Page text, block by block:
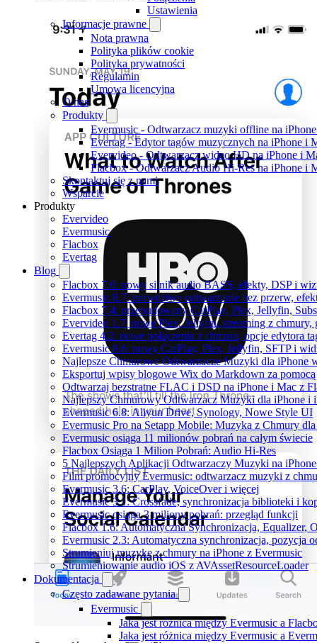
Ustawienia
Informacje prawne
Nota prawna
Polityka plików cookie
Polityka prywatności
Regulamin
Umowa licencyjna
O nas
Produkty
Evermusic - Odtwarzacz muzyki offline na
Evertag - Edytor tagów muzycznych na iPhone i
Evervideo - Odtwarzacz wideo HD na iPhone i
Flacbox - Odtwarzacz Audio Hi-Res na iPhone i
Skontaktuj się z nami
Wsparcie
Produkty
Evervideo
Evermusic
Flacbox
Evertag
Blog
Flacbox 7.6: nowy silnik audio BASS, efekty, DSP i
Evermusic 8.7: prawdziwe odtwarzanie bez przerw,
Flacbox 7.4: przebudowany CarPlay, Plex, Jellyfin,
Evervideo 1.7: nowe Plex, Jellyfin, streaming z chmury,
Evertag 4.2: nowe połączenia z chmurą, opcje edytora
Evermusic 8.6: nowy CarPlay, Plex, Jellyfin, SFTP i
Najlepsze Chmurowe Odtwarzacze Muzyki dla iPhone
Eksportuj wpisy blogowe Wix do Markdown za
Odtwarzaj bezstratne FLAC i DSD na iPhone i Mac z
Najlepszy Chmurowy Odtwarzacz Muzyki dla iPhone i
Evermusic 6.8: Aliyun Drive, Synology, Nowe Style UI
Evermusic Pro na Setapp Mobile: Muzyka z Chmury
Evermusic osiąga 11 milionów pobrań na całym świecie
Flacbox Osiąga 1 Milion Pobrań: Audio Hi-Res
5 Najlepszych Aplikacji Odtwarzaczy Muzyki na
Film promocyjny Evermusic: odtwarzacz muzyki z
Evermusic 3.6: CarPlay, VoiceOver i więcej
Evermusic 3.1: Crossfade, synchronizacja biblioteki i
Evermusic osiąga 3 miliony pobrań: przegląd funkcji
Flacbox 1.6: Automatyczna Synchronizacja, Equalizer,
Evermusic 2.3: Automatyczna synchronizacja, pozycja
Strumieniuj muzykę z chmury na iPhone z Evermusic
Strumieniowanie audio iOS z AVAssetResourceLoader
Dokumentacja
Często zadawane pytania
Evermusic
Jaka jest różnica między Evermusic a
Jaka jest różnica między Evermusic a